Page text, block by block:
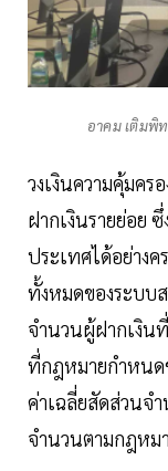
อาคม เติมพิ
วงเงินความคุ้มคร
ฝากเงินรายย่อย
ประเทศได้อย่าง
ทั้งหมดของระบบ
จำนวนผู้ฝากเงิน
ที่กฎหมายกำหนด
ค่าเฉลี่ยสัดส่วนจ
จำนวนตามกฎหม